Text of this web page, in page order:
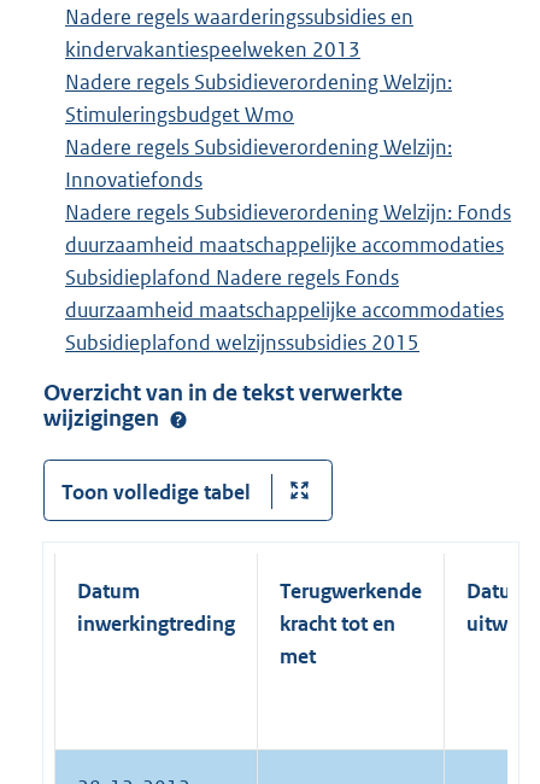
Nadere regels waarderingssubsidies en
kindervakantiespeelweken 2013
Nadere regels Subsidieverordening Welzijn:
Stimuleringsbudget Wmo
Nadere regels Subsidieverordening Welzijn:
Innovatiefonds
Nadere regels Subsidieverordening Welzijn: Fonds
duurzaamheid maatschappelijke accommodaties
Subsidieplafond Nadere regels Fonds
duurzaamheid maatschappelijke accommodaties
Subsidieplafond welzijnssubsidies 2015
Overzicht van in de tekst verwerkte
wijzigingen
Toon volledige tabel
Datum
inwerkingtreding
Terugwerkende
kracht tot en
met
Datum